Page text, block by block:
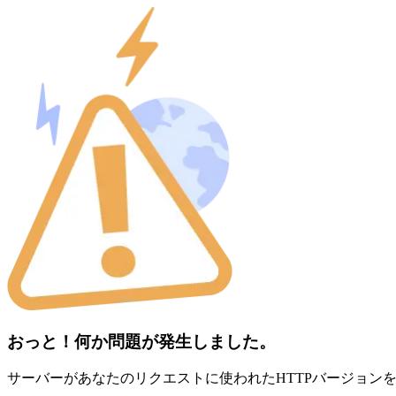
おっと！何か問題が発生しました。
サーバーがあなたのリクエストに使われたHTTPバージョン